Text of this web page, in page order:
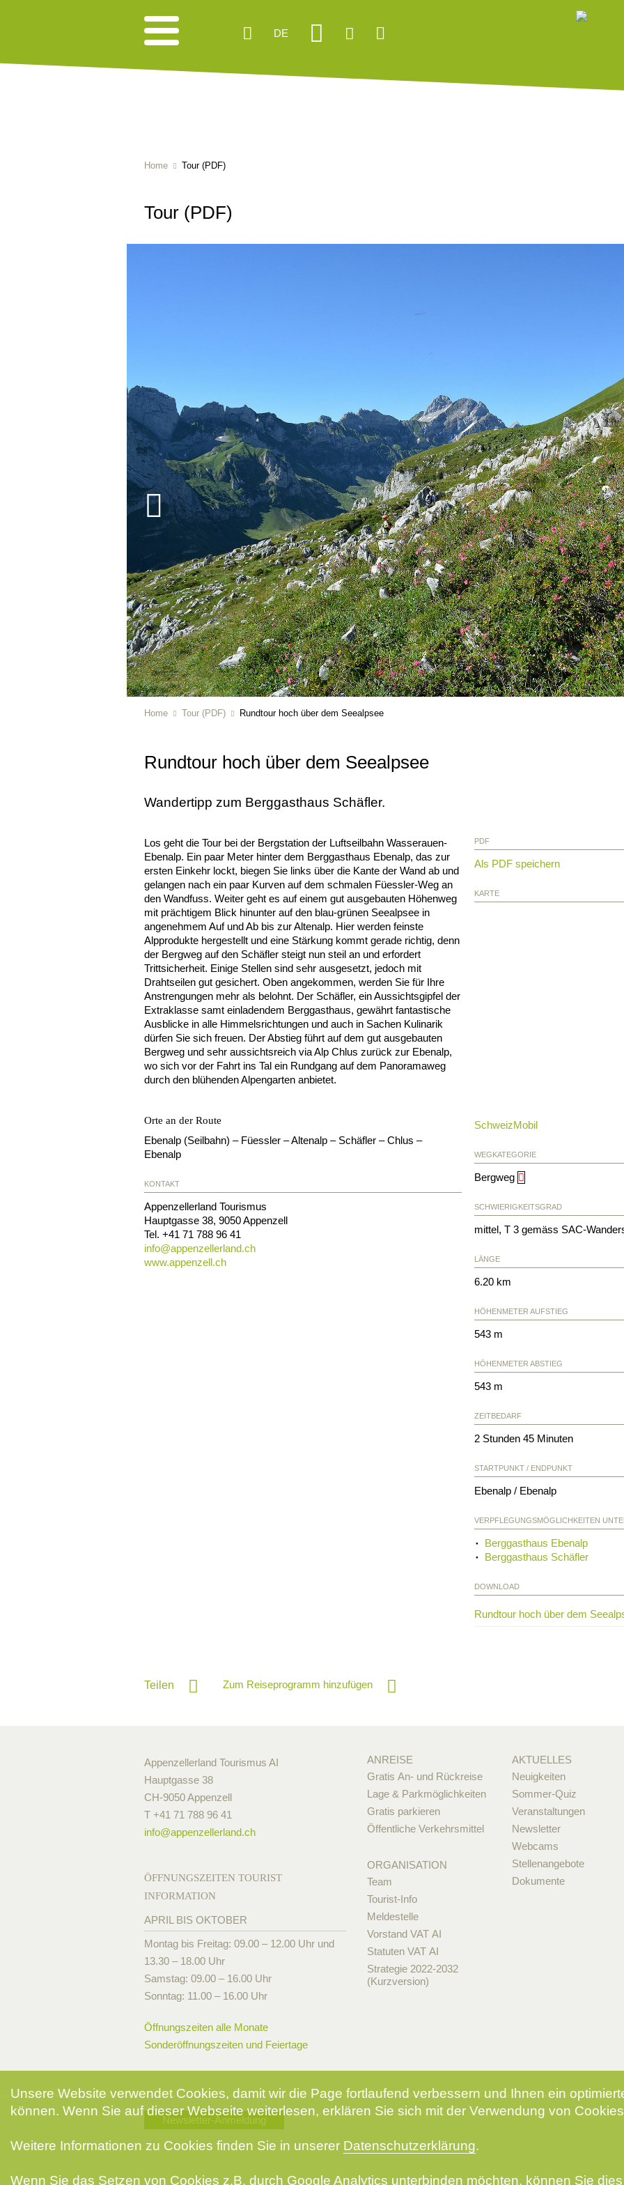
DE
Home Tour (PDF)
Tour (PDF)
Home Tour (PDF) Rundtour hoch über dem Seealpsee
Rundtour hoch über dem Seealpsee
Wandertipp zum Berggasthaus Schäfler.
Los geht die Tour bei der Bergstation der Luftseilbahn Wasserauen-
Ebenalp. Ein paar Meter hinter dem Berggasthaus Ebenalp, das zur
ersten Einkehr lockt, biegen Sie links über die Kante der Wand ab und
gelangen nach ein paar Kurven auf dem schmalen Füessler-Weg an
den Wandfuss. Weiter geht es auf einem gut ausgebauten Höhenweg
mit prächtigem Blick hinunter auf den blau-grünen Seealpsee in
angenehmem Auf und Ab bis zur Altenalp. Hier werden feinste
Alpprodukte hergestellt und eine Stärkung kommt gerade richtig, denn
der Bergweg auf den Schäfler steigt nun steil an und erfordert
Trittsicherheit. Einige Stellen sind sehr ausgesetzt, jedoch mit
Drahtseilen gut gesichert. Oben angekommen, werden Sie für Ihre
Anstrengungen mehr als belohnt. Der Schäfler, ein Aussichtsgipfel der
Extraklasse samt einladendem Berggasthaus, gewährt fantastische
Ausblicke in alle Himmelsrichtungen und auch in Sachen Kulinarik
dürfen Sie sich freuen. Der Abstieg führt auf dem gut ausgebauten
Bergweg und sehr aussichtsreich via Alp Chlus zurück zur Ebenalp,
wo sich vor der Fahrt ins Tal ein Rundgang auf dem Panoramaweg
durch den blühenden Alpengarten anbietet.
Orte an der Route
Ebenalp (Seilbahn) – Füessler – Altenalp – Schäfler – Chlus –
Ebenalp
KONTAKT
Appenzellerland Tourismus
Hauptgasse 38, 9050Appenzell
Tel. +41 71 788 96 41
info@appenzellerland.ch
www.appenzell.ch
PDF
Als PDF speichern
KARTE
SchweizMobil
WEGKATEGORIE
Bergweg
SCHWIERIGKEITSGRAD
mittel, T 3 gemäss SAC-
LÄNGE
6.20 km
HÖHENMETER AUFSTIEG
543 m
HÖHENMETER ABSTIEG
543 m
ZEITBEDARF
2 Stunden 45 Minuten
STARTPUNKT / ENDPUNKT
Ebenalp / Ebenalp
VERPFLEGUNGSMÖGLICHKEITEN
Berggasthaus Ebenalp
Berggasthaus Schäfler
DOWNLOAD
Rundtour hoch über dem
Teilen Zum Reiseprogramm hinzufügen
Appenzellerland Tourismus AI
Hauptgasse 38
CH-9050 Appenzell
T +41 71 788 96 41
info@appenzellerland.ch
ÖFFNUNGSZEITEN TOURIST
INFORMATION
APRIL BIS OKTOBER
Montag bis Freitag: 09.00 – 12.00 Uhr und
13.30 – 18.00 Uhr
Samstag: 09.00 – 16.00 Uhr
Sonntag: 11.00 – 16.00 Uhr
Öffnungszeiten alle Monate
Sonderöffnungszeiten und Feiertage
ANREISE
Gratis An- und Rückreise
Lage & Parkmöglichkeiten
Gratis parkieren
Öffentliche Verkehrsmittel
ORGANISATION
Team
Tourist-Info
Meldestelle
Vorstand VAT AI
Statuten VAT AI
Strategie 2022-2032
(Kurzversion)
AKTUELLES
Neuigkeiten
Sommer-Quiz
Veranstaltungen
Newsletter
Webcams
Stellenangebote
Dokumente
Newsletter-Anmeldung
Unsere Website verwendet Cookies, damit wir die Page fortlaufend verbessern und Ihnen ein
können. Wenn Sie auf dieser Webseite weiterlesen, erklären Sie sich mit der Verwendung von
Weitere Informationen zu Cookies finden Sie in unserer Datenschutzerklärung.
Wenn Sie das Setzen von Cookies z.B. durch Google Analytics unterbinden möchten, können Sie